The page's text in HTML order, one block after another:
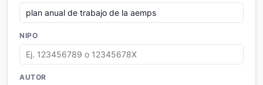
NIPO
AUTOR